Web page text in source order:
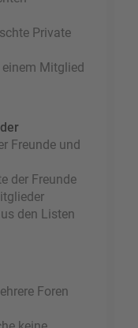
Private
Mitglied
Freunde und
der Freunde
den Listen
Foren